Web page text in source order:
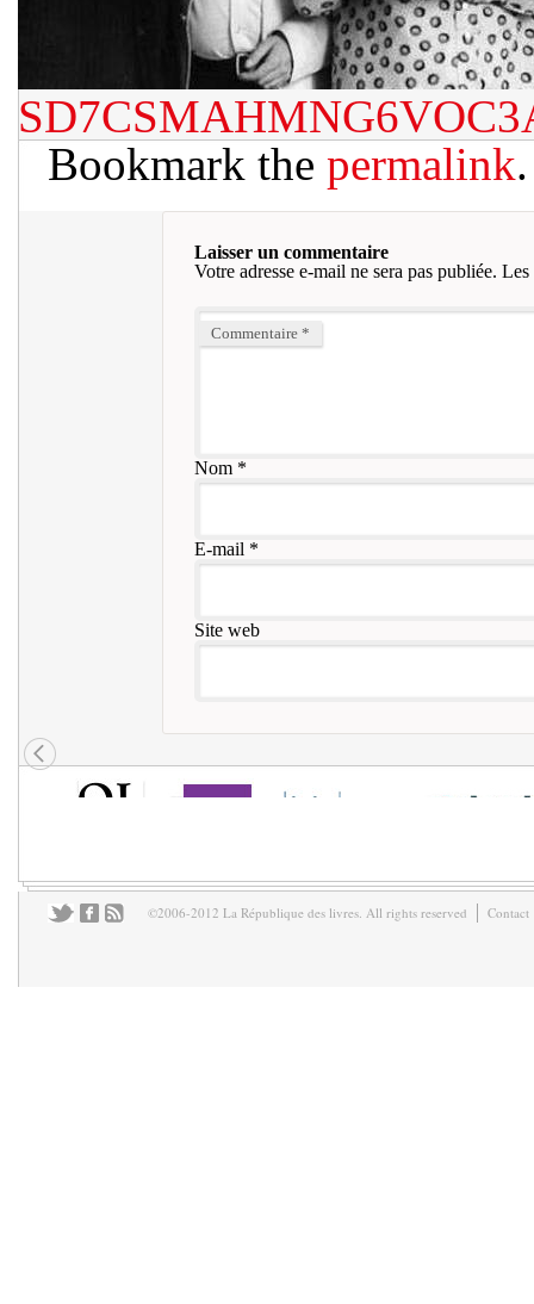
Bookmark the permalink.
Laisser un commentaire
Votre adresse e-mail ne sera pas publiée. Les
Commentaire *
Nom*
E-mail *
Site web
©2006-2012 La République des livres. All rights reserved Contact